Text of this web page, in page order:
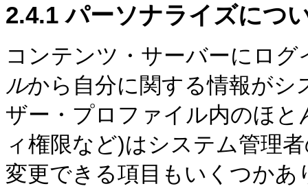
2.4.1 パーソナライズにつ
コンテンツ・サーバーにログ
ルから自分に関する情報が
ザー・プロファイル内のほ
ィ権限など)はシステム管理
変更できる項目もいくつかあ